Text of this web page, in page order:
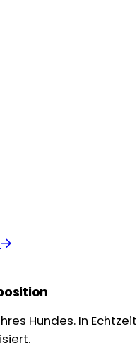
Hundes. In Echtzeit